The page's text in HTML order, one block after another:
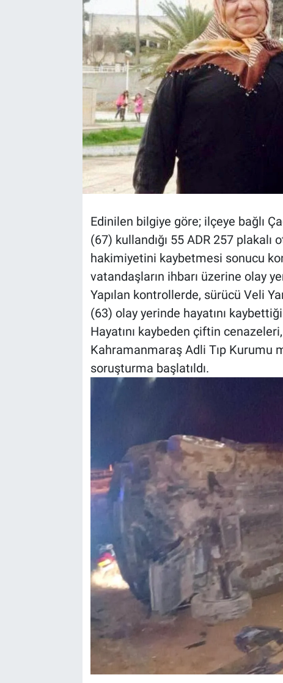
Edinilen bilgiye göre; ilçeye bağlı
(67) kullandığı 55 ADR 257
hakimiyetini kaybetmesi sonucu
vatandaşların ihbarı üzerine olay
Yapılan kontrollerde, sürücü Veli
(63) olay yerinde hayatını
Hayatını kaybeden çiftin
Kahramanmaraş Adli Tıp Kurumu
soruşturma başlatıldı.
TEKNOLOJİ
Bilim, Teknoloji
HABERDE İNSAN
BİLİM VE TEKNOLOJİ